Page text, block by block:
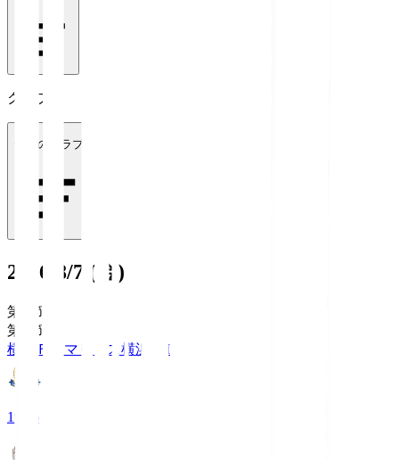
クラブ
全てのクラブ
2026/8/7 (金)
第1節
第1節
横浜Ｆ・マリノス横浜FM
19:26